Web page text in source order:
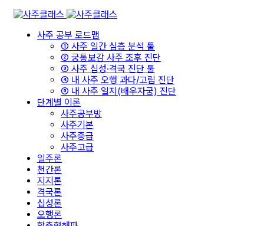
사주 공부 로드맵
① 사주 일간 심층 분석 툴
② 궁통보감 사주 조후 진단
③ 사주 십성·격국 진단 툴
④ 내 사주 오행 과다/고립 진단
⑤ 내 사주 일지(배우자궁) 진단
단계별 이론
사주공부방
사주기본
사주중급
사주고급
일주론
천간론
지지론
격국론
십성론
오행론